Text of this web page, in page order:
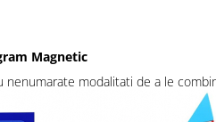
Magnetic
nenumarate modalitati de a le